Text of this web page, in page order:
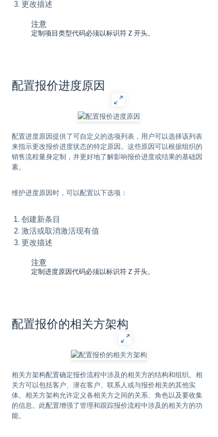
更改描述
注意
定制项目类型代码必须以标识符 Z 开头。
配置报价进度原因
配置进度原因提供了可自定义的选项列表，用户可以选择该列表
来指示更改报价进度状态的特定原因。这些原因可以根据组织的
销售流程量身定制，并更好地了解影响报价进度或结果的基础因
素。
维护进度原因时，可以配置以下选项：
创建新条目
激活或取消激活现有值
更改描述
注意
定制进度原因代码必须以标识符 Z 开头。
配置报价的相关方架构
相关方架构配置确定报价流程中涉及的相关方的结构和组织。相
关方可以包括客户、潜在客户、联系人或与报价相关的其他实
体。相关方架构允许定义各相关方之间的关系、角色以及要收集
的信息。此配置增强了管理和跟踪报价流程中涉及的相关方的功
能。